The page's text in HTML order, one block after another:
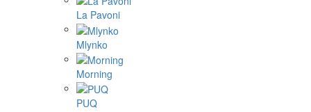
La Pavoni
Mlynko
Morning
PUQ